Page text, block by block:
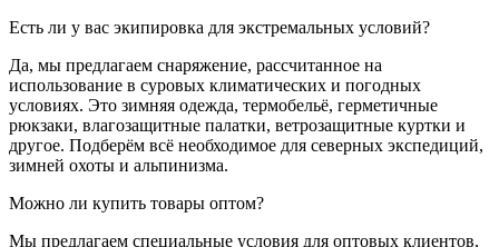
Есть ли у вас экипировка для экстремальных условий?
Да, мы предлагаем снаряжение, рассчитанное на
использование в суровых климатических и погодных
условиях. Это зимняя одежда, термобельё, герметичные
рюкзаки, влагозащитные палатки, ветрозащитные куртки и
другое. Подберём всё необходимое для северных экспедиций,
зимней охоты и альпинизма.
Можно ли купить товары оптом?
Мы предлагаем специальные условия для оптовых клиентов,